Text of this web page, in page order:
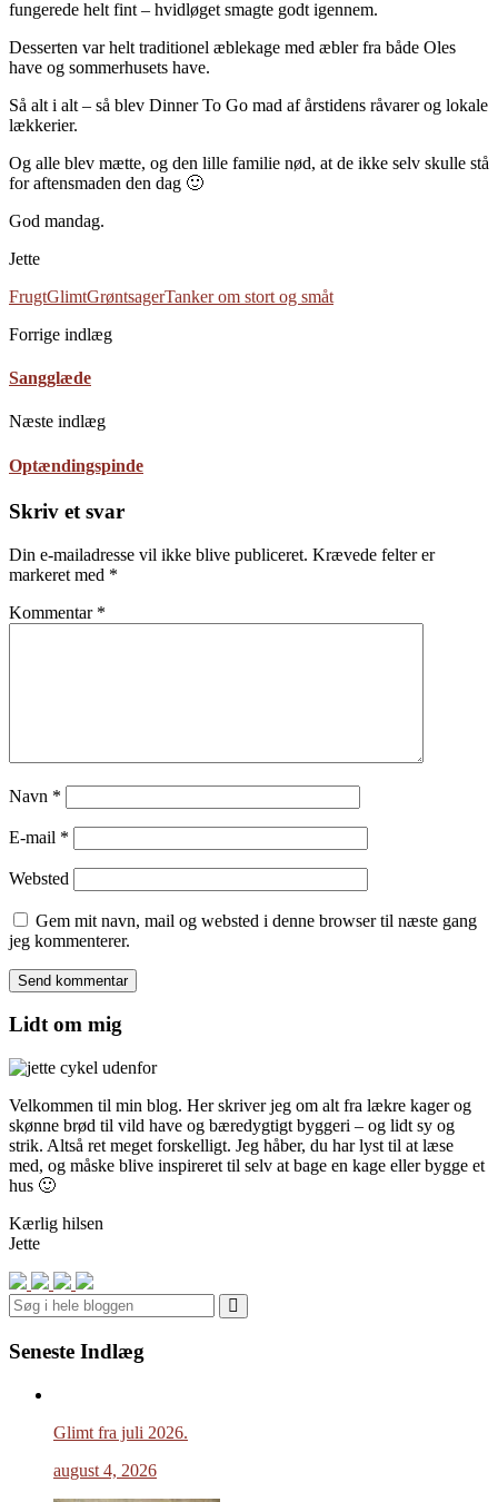
fungerede helt fint – hvidløget smagte godt igennem.
Desserten var helt traditionel æblekage med æbler fra både Oles
have og sommerhusets have.
Så alt i alt – så blev Dinner To Go mad af årstidens råvarer og lokale
lækkerier.
Og alle blev mætte, og den lille familie nød, at de ikke selv skulle stå
for aftensmaden den dag 🙂
God mandag.
Jette
FrugtGlimtGrøntsagerTanker om stort og småt
Forrige indlæg
Sangglæde
Næste indlæg
Optændingspinde
Skriv et svar
Din e-mailadresse vil ikke blive publiceret. Krævede felter er
markeret med *
Kommentar *
Navn *
E-mail *
Websted
Gem mit navn, mail og websted i denne browser til næste gang
jeg kommenterer.
Lidt om mig
Velkommen til min blog. Her skriver jeg om alt fra lækre kager og
skønne brød til vild have og bæredygtigt byggeri – og lidt sy og
strik. Altså ret meget forskelligt. Jeg håber, du har lyst til at læse
med, og måske blive inspireret til selv at bage en kage eller bygge et
hus 🙂
Kærlig hilsen
Jette
Seneste Indlæg
Glimt fra juli 2026.
august 4, 2026